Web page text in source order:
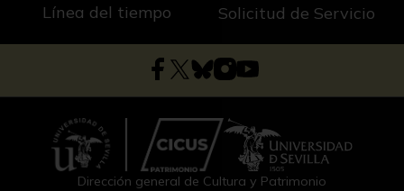
Línea del tiempo Solicitud de Servicio
Dirección general de Cultura y Patrimonio